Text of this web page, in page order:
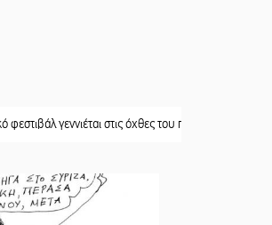
στις όχθες του ποταμού στο Καστόρειο